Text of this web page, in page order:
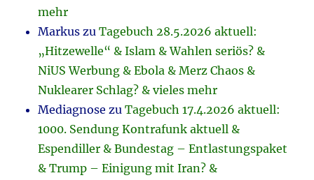
mehr
Markus zuTagebuch 28.5.2026 aktuell:
„Hitzewelle“ & Islam & Wahlen seriös? &
NiUS Werbung & Ebola & Merz Chaos &
Nuklearer Schlag? & vieles mehr
Mediagnose zuTagebuch 17.4.2026 aktuell:
1000. Sendung Kontrafunk aktuell &
Espendiller & Bundestag – Entlastungspaket
& Trump – Einigung mit Iran? &